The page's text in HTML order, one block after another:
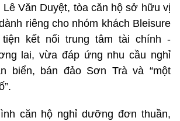
Văn Duyệt, tòa căn hộ sở hữu vị
riêng cho nhóm khách Bleisure
kết nối trung tâm tài chính -
lai, vừa đáp ứng nhu cầu nghỉ
biển, bán đảo Sơn Trà và “một
căn hộ nghỉ dưỡng đơn thuần,